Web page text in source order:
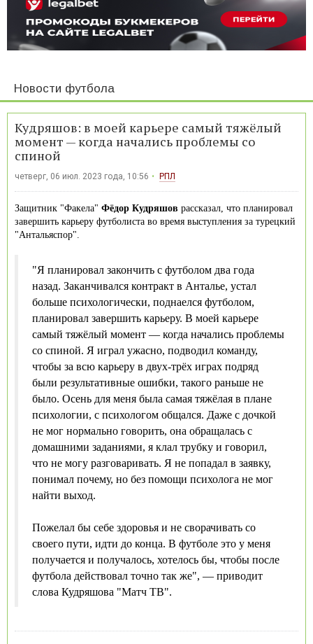
Новости футбола
Кудряшов: в моей карьере самый тяжёлый
момент — когда начались проблемы со
спиной
четверг, 06 июл. 2023 года, 10:56 РПЛ
Защитник "Факела" Фёдор Кудряшов рассказал, что планировал
завершить карьеру футболиста во время выступления за турецкий
"Антальяспор".
"Я планировал закончить с футболом два года
назад. Заканчивался контракт в Анталье, устал
больше психологически, поднаелся футболом,
планировал завершить карьеру. В моей карьере
самый тяжёлый момент — когда начались проблемы
со спиной. Я играл ужасно, подводил команду,
чтобы за всю карьеру в двух‑трёх играх подряд
были результативные ошибки, такого раньше не
было. Осень для меня была самая тяжёлая в плане
психологии, с психологом общался. Даже с дочкой
не мог нормально говорить, она обращалась с
домашними заданиями, я клал трубку и говорил,
что не могу разговаривать. Я не попадал в заявку,
понимал почему, но без помощи психолога не мог
найти выход.
Пожелал бы себе здоровья и не сворачивать со
своего пути, идти до конца. В футболе это у меня
получается и получалось, хотелось бы, чтобы после
футбола действовал точно так же", — приводит
слова Кудряшова "Матч ТВ".